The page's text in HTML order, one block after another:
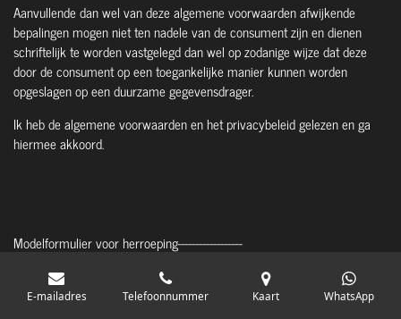
Aanvullende dan wel van deze algemene voorwaarden afwijkende
bepalingen mogen niet ten nadele van de consument zijn en dienen
schriftelijk te worden vastgelegd dan wel op zodanige wijze dat deze
door de consument op een toegankelijke manier kunnen worden
opgeslagen op een duurzame gegevensdrager.
Ik heb de algemene voorwaarden en het privacybeleid gelezen en ga
hiermee akkoord.
Modelformulier voor herroeping------------------
(dit formulier alleen invullen en terugzenden als u de overeenkomst wilt
herroepen)
E-mailadres Telefoonnummer Kaart WhatsApp